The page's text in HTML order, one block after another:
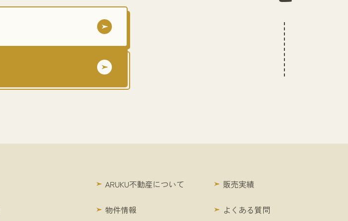
ARUKU不動産について 販売実績
物件情報 よくある質問